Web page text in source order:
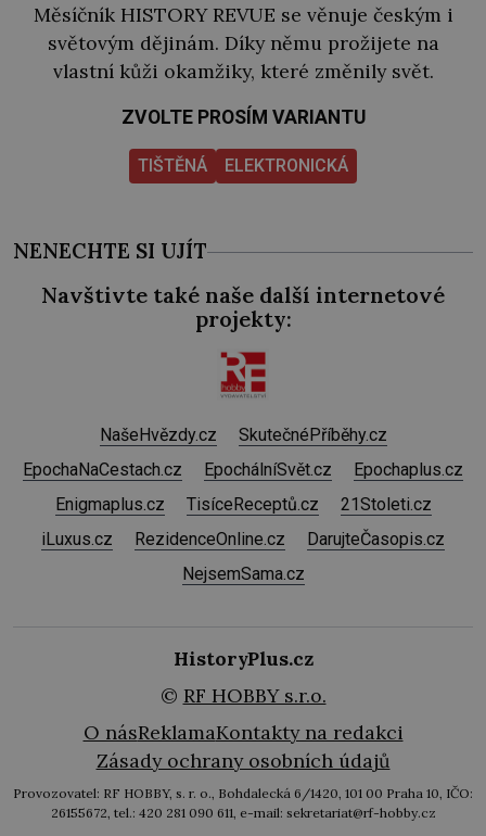
Měsíčník HISTORY REVUE se věnuje českým i
světovým dějinám. Díky němu prožijete na
vlastní kůži okamžiky, které změnily svět.
ZVOLTE PROSÍM VARIANTU
TIŠTĚNÁ ELEKTRONICKÁ
NENECHTE SI UJÍT
Navštivte také naše další internetové
projekty:
NašeHvězdy.cz
SkutečnéPříběhy.cz
EpochaNaCestach.cz
EpochálníSvět.cz
Epochaplus.cz
Enigmaplus.cz
TisíceReceptů.cz
21Stoleti.cz
iLuxus.cz
RezidenceOnline.cz
DarujteČasopis.cz
NejsemSama.cz
HistoryPlus.cz
© RF HOBBY s.r.o.
O násReklamaKontakty na redakci
Zásady ochrany osobních údajů
Provozovatel: RF HOBBY, s. r. o., Bohdalecká 6/1420, 101 00 Praha 10, IČO:
26155672, tel.: 420 281 090 611, e-mail: sekretariat@rf-hobby.cz